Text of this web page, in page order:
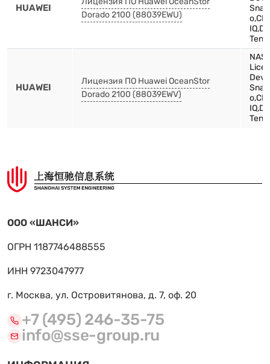
HUAWEI
Dorado 2100 (88039EWU)
HUAWEI
Лицензия ПО Huawei OceanStor
Dorado 2100 (88039EWV)
NAS
ООО «ШАНСИ»
ОГРН 1187746488555
ИНН 9723047977
г. Москва, ул. Островитянова, д. 7, оф. 20
+7 (495) 246-35-75
info@sse-group.ru